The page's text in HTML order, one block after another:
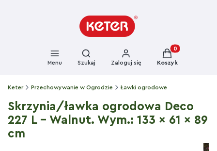
Menu
Otwórz wyszukiwarkę
Szukaj Zaloguj się
Produkty w
Koszyk
Keter Przechowywanie w Ogrodzie Ławki ogrodowe
Skrzynia/ławka ogrodowa Deco
227 L - Walnut. Wym.: 133 x 61 x 89
cm